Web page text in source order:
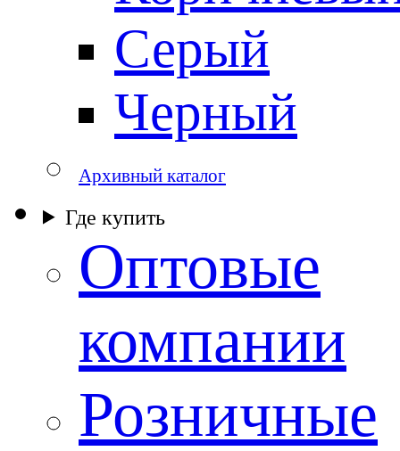
Серый
Черный
Архивный каталог
Где купить
Оптовые
компании
Розничные